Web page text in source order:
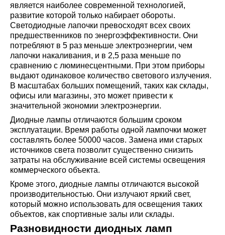
является наиболее современной технологией,
развитие которой только набирает обороты.
Светодиодные лапочки превосходят всех своих
предшественников по энергоэффективности. Они
потребляют в 5 раз меньше электроэнергии, чем
лапочки накаливания, и в 2,5 раза меньше по
сравнению с люминесцентными. При этом приборы
выдают одинаковое количество светового излучения.
В масштабах больших помещений, таких как склады,
офисы или магазины, это может привести к
значительной экономии электроэнергии.
Диодные лампы отличаются большим сроком
эксплуатации. Время работы одной лампочки может
составлять более 50000 часов. Замена ими старых
источников света позволит существенно снизить
затраты на обслуживание всей системы освещения
коммерческого объекта.
Кроме этого, диодные лампы отличаются высокой
производительностью. Они излучают яркий свет,
который можно использовать для освещения таких
объектов, как спортивные залы или склады.
Разновидности диодных ламп